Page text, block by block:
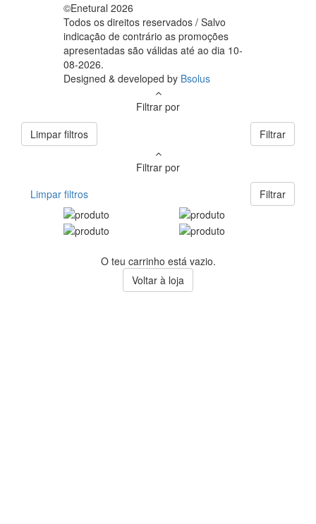
©Enetural 2026
Todos os direitos reservados / Salvo
indicação de contrário as promoções
apresentadas são válidas até ao dia 10-
08-2026.
Designed & developed by Bsolus
Filtrar por
Limpar filtros
Filtrar
Filtrar por
Limpar filtros
Filtrar
O teu carrinho está vazio.
Voltar à loja